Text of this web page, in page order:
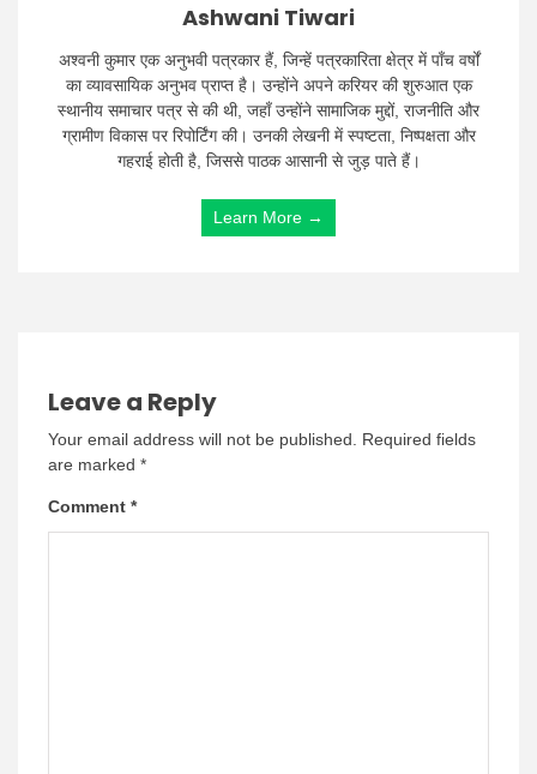
Ashwani Tiwari
अश्वनी कुमार एक अनुभवी पत्रकार हैं, जिन्हें पत्रकारिता क्षेत्र में पाँच वर्षों
का व्यावसायिक अनुभव प्राप्त है। उन्होंने अपने करियर की शुरुआत एक
स्थानीय समाचार पत्र से की थी, जहाँ उन्होंने सामाजिक मुद्दों, राजनीति और
ग्रामीण विकास पर रिपोर्टिंग की। उनकी लेखनी में स्पष्टता, निष्पक्षता और
गहराई होती है, जिससे पाठक आसानी से जुड़ पाते हैं।
Learn More →
Leave a Reply
Your email address will not be published.
Required fields
are marked *
Comment *